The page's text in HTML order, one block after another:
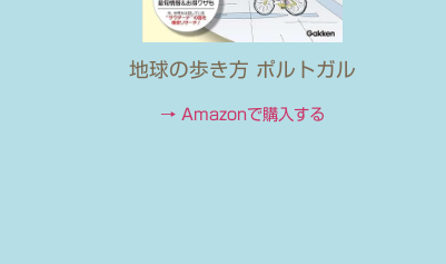
地球の歩き方 ポルトガル
→ Amazonで購入する